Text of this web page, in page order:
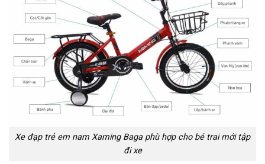
Xe đạp trẻ em nam Xaming Baga phù hợp cho bé trai mới tập
đi xe